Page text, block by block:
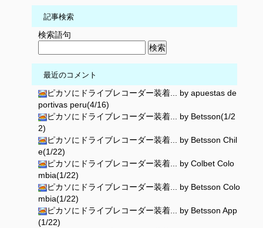
記事検索
検索語句
最近のコメント
ピカソにドライブレコーダー装着... by apuestas de
portivas peru(4/16)
ピカソにドライブレコーダー装着... by Betsson(1/2
2)
ピカソにドライブレコーダー装着... by Betsson Chil
e(1/22)
ピカソにドライブレコーダー装着... by Colbet Colo
mbia(1/22)
ピカソにドライブレコーダー装着... by Betsson Colo
mbia(1/22)
ピカソにドライブレコーダー装着... by Betsson App
(1/22)